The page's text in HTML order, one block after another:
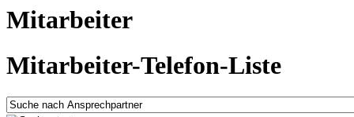
Mitarbeiter
Mitarbeiter-Telefon-Liste